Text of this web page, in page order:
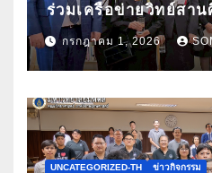
ร่วมเครือข่ายวิทย์สา
กล้วยไม้ไทยผ่านงาน
“กล้วยไม้แห่งสยามน
ประเท
กรกฎาคม 1, 2026
UNCATEGORIZED-TH ข่าวกิจกรรม